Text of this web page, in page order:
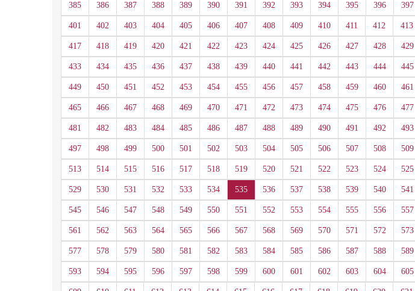
385 386 387 388 389 390 391 392 393 394 395 396 397
401 402 403 404 405 406 407 408 409 410 411 412 413
417 418 419 420 421 422 423 424 425 426 427 428 429
433 434 435 436 437 438 439 440 441 442 443 444 445
449 450 451 452 453 454 455 456 457 458 459 460 461
465 466 467 468 469 470 471 472 473 474 475 476 477
481 482 483 484 485 486 487 488 489 490 491 492 493
497 498 499 500 501 502 503 504 505 506 507 508 509
513 514 515 516 517 518 519 520 521 522 523 524 525
529 530 531 532 533 534 535 536 537 538 539 540 541
545 546 547 548 549 550 551 552 553 554 555 556 557
561 562 563 564 565 566 567 568 569 570 571 572 573
577 578 579 580 581 582 583 584 585 586 587 588 589
593 594 595 596 597 598 599 600 601 602 603 604 605